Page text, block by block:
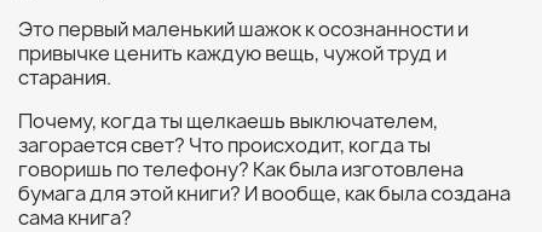
Это первый маленький шажок к осознанности и
привычке ценить каждую вещь, чужой труд и
старания.
Почему, когда ты щелкаешь выключателем,
загорается свет? Что происходит, когда ты
говоришь по телефону? Как была изготовлена
бумага для этой книги? И вообще, как была создана
сама книга?